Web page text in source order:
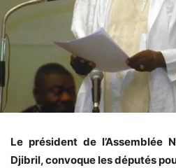
Le président de l’Assemblée
Djibril, convoque les députés